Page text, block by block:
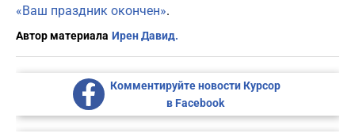
«Ваш праздник окончен».
Автор материала Ирен Давид.
Комментируйте новости Курсор
в Facebook